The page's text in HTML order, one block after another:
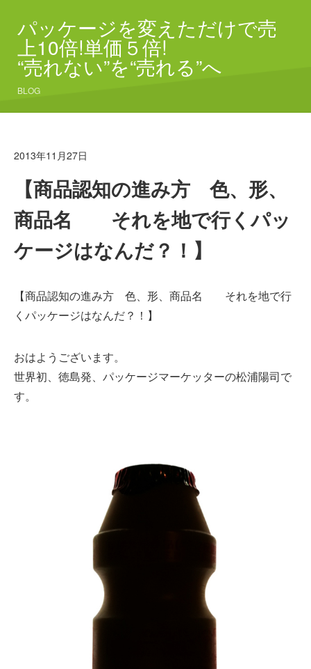
パッケージを変えただけで売
上10倍!単価５倍!
“売れない”を“売れる”へ
BLOG
2013年11月27日
【商品認知の進み方 色、形、
商品名 それを地で行くパッ
ケージはなんだ？！】
【商品認知の進み方 色、形、商品名 それを地で行
くパッケージはなんだ？！】
おはようございます。
世界初、徳島発、パッケージマーケッターの松浦陽司で
す。